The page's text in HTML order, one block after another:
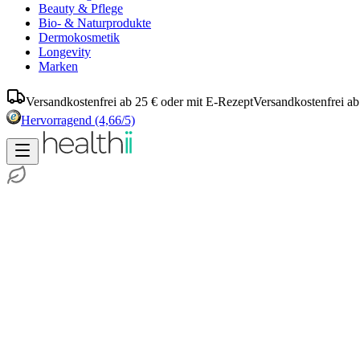
Beauty & Pflege
Bio- & Naturprodukte
Dermokosmetik
Longevity
Marken
Versandkostenfrei ab 25 € oder mit E-RezeptVersandkostenfrei
Hervorragend (4,66/5)